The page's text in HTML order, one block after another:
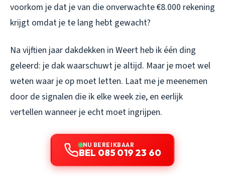
voorkom je dat je van die onverwachte €8.000 rekening
krijgt omdat je te lang hebt gewacht?
Na vijftien jaar dakdekken in Weert heb ik één ding
geleerd: je dak waarschuwt je altijd. Maar je moet wel
weten waar je op moet letten. Laat me je meenemen
door de signalen die ik elke week zie, en eerlijk
vertellen wanneer je echt moet ingrijpen.
NU BEREIKBAAR
BEL 085 019 23 60